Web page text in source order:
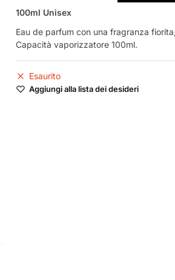
prezzo
originale
era:
€120,00.
attuale
è:
€39,90.
100ml Unisex
Eau de parfum con una fragranza
Capacità vaporizzatore 100ml.
Esaurito
Aggiungi alla lista dei desideri